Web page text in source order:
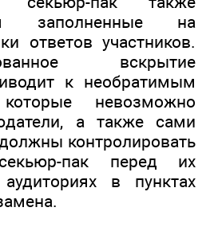
заполненные на
ответов участников.
вскрытие
к необратимым
невозможно
а также сами
контролировать
пак перед их
в пунктах